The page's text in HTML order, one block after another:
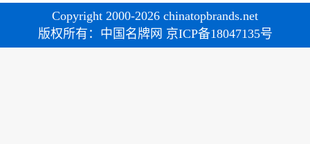
Copyright 2000-2026 chinatopbrands.net
版权所有：中国名牌网 京ICP备18047135号